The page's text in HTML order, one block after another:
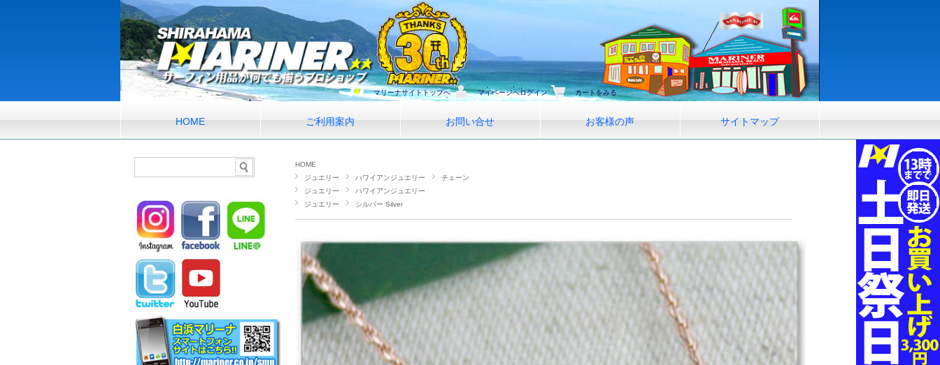
マリーナサイトトップへ マイページへログイン カートをみる
HOME ご利用案内 お問い合せ お客様の声 サイトマップ
HOME
ジュエリー
ハワイアンジュエリー
チェーン
ジュエリー
ハワイアンジュエリー
ジュエリー
シルバー Silver